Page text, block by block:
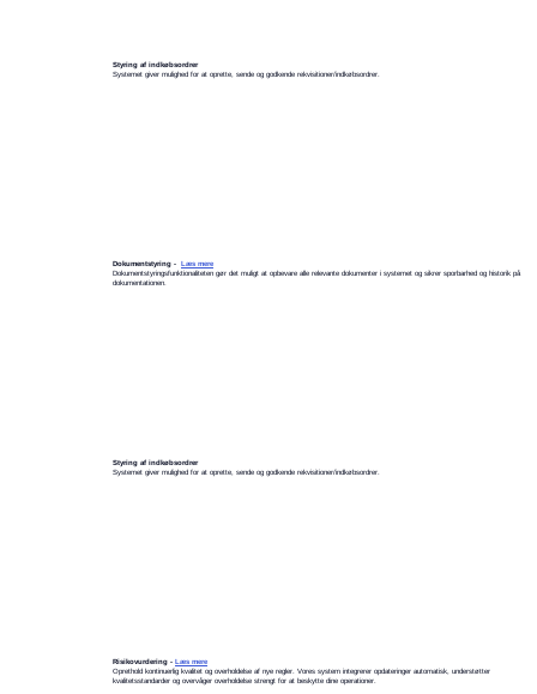
Styring af indkøbsordrer
Systemet giver mulighed for at oprette, sende og godkende rekvisitioner/indkøbsordrer.
Dokumentstyring -Læs mere
Dokumentstyringsfunktionaliteten gør det muligt at opbevare alle relevante dokumenter i systemet og sikrer sporbarhed og historik på
dokumentationen.
Styring af indkøbsordrer
Systemet giver mulighed for at oprette, sende og godkende rekvisitioner/indkøbsordrer.
Risikovurdering -Læs mere
Oprethold kontinuerlig kvalitet og overholdelse af nye regler. Vores system integrerer opdateringer automatisk, understøtter
kvalitetsstandarder og overvåger overholdelse strengt for at beskytte dine operationer.